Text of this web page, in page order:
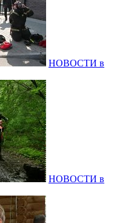
НОВОСТИ в
НОВОСТИ в